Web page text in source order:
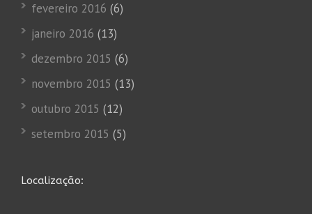
fevereiro 2016 (6)
janeiro 2016 (13)
dezembro 2015 (6)
novembro 2015 (13)
outubro 2015 (12)
setembro 2015 (5)
Localização: